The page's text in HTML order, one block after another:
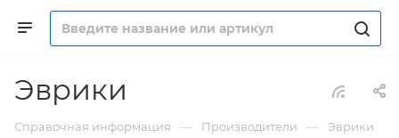
Эврики
Справочная информация — Производители — Эврики